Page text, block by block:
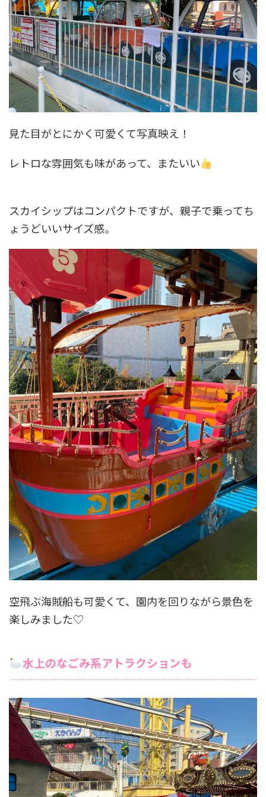
見た目がとにかく可愛くて写真映え！
レトロな雰囲気も味があって、またいい
スカイシップはコンパクトですが、親子で乗ってち
ょうどいいサイズ感。
空飛ぶ海賊船も可愛くて、園内を回りながら景色を
楽しみました♡
水上のなごみ系アトラクションも